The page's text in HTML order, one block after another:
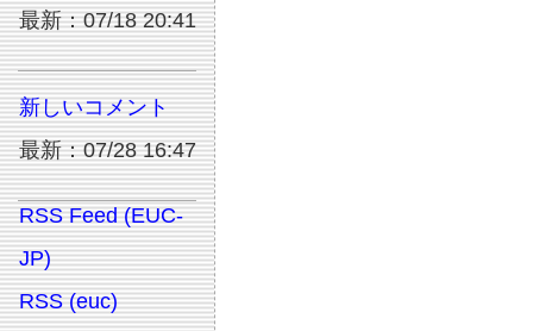
最新：07/18 20:41
新しいコメント
最新：07/28 16:47
RSS Feed (EUC-
JP)
RSS (euc)